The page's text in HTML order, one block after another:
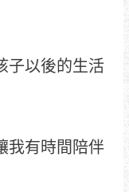
子以後的生活
我有時間陪伴